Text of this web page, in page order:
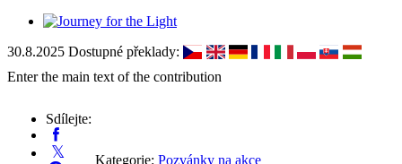
30.8.2025 Dostupné překlady:
Enter the main text of the contribution
Sdílejte:
Kategorie: Pozvánky na akce